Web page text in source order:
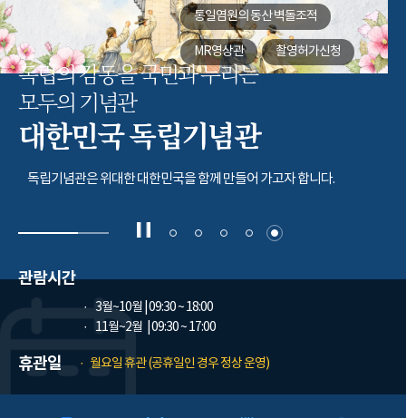
통일염원의 동산벽돌조적
MR영상관 촬영허가신청
독립의 감동을 국민과 누리는
모두의 기념관
대한민국 독립기념관
독립기념관은 위대한 대한민국을 함께 만들어 가고자 합니다.
관람시간
3월~10월 | 09:30 ~ 18:00
11월~2월
| 09:30 ~ 17:00
휴관일 월요일 휴관 (공휴일인 경우 정상 운영)